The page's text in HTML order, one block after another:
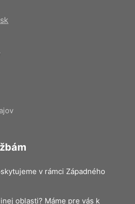
v rámci Západného
oblasti? Máme pre vás k